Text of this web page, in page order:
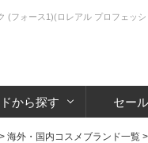
(フォース1)(ロレアル プロフェッ
から探す セー
> 海外・国内コスメブランド一覧 >